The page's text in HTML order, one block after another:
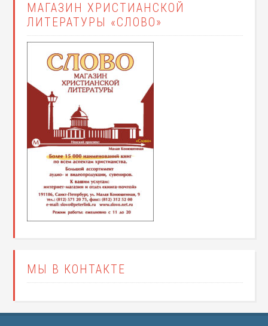
МАГАЗИН ХРИСТИАНСКОЙ
ЛИТЕРАТУРЫ «СЛОВО»
МЫ В КОНТАКТЕ